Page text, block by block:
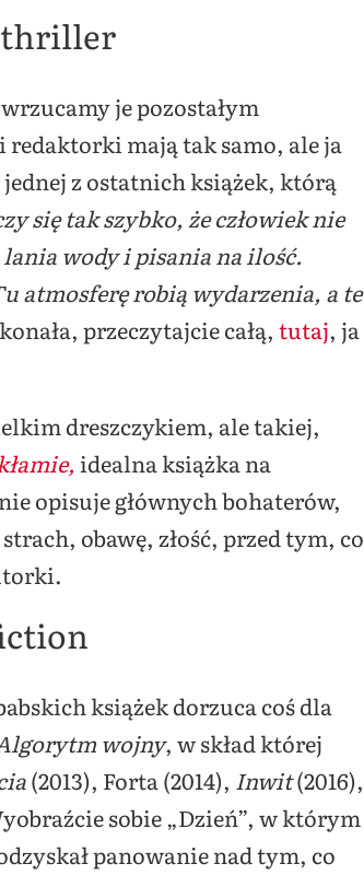
thriller
je pozostałym
mają tak samo, ale ja
z ostatnich książek, którą
się tak szybko, że człowiek nie
wody i pisania na ilość.
atmosferę robią wydarzenia, a te
przeczytajcie całą, tutaj, ja
dreszczykiem, ale takiej,
idealna książka na
opisuje głównych bohaterów,
obawę, złość, przed tym, co
książek dorzuca coś dla
wojny, w skład której
(2013), Forta (2014), Inwit(2016),
sobie „Dzień”, w którym
panowanie nad tym, co